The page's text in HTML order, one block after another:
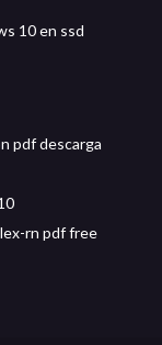
10 en ssd
pdf descarga
rn pdf free